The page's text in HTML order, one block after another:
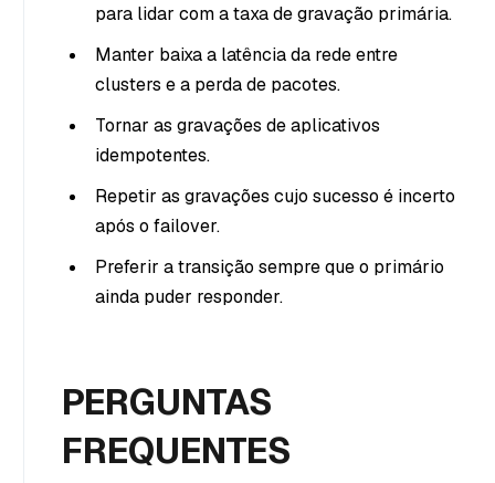
para lidar com a taxa de gravação primária.
Manter baixa a latência da rede entre
clusters e a perda de pacotes.
Tornar as gravações de aplicativos
idempotentes.
Repetir as gravações cujo sucesso é incerto
após o failover.
Preferir a transição sempre que o primário
ainda puder responder.
PERGUNTAS
FREQUENTES